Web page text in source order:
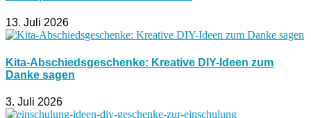
13. Juli 2026
Kita-Abschiedsgeschenke: Kreative DIY-Ideen zum
Danke sagen
3. Juli 2026